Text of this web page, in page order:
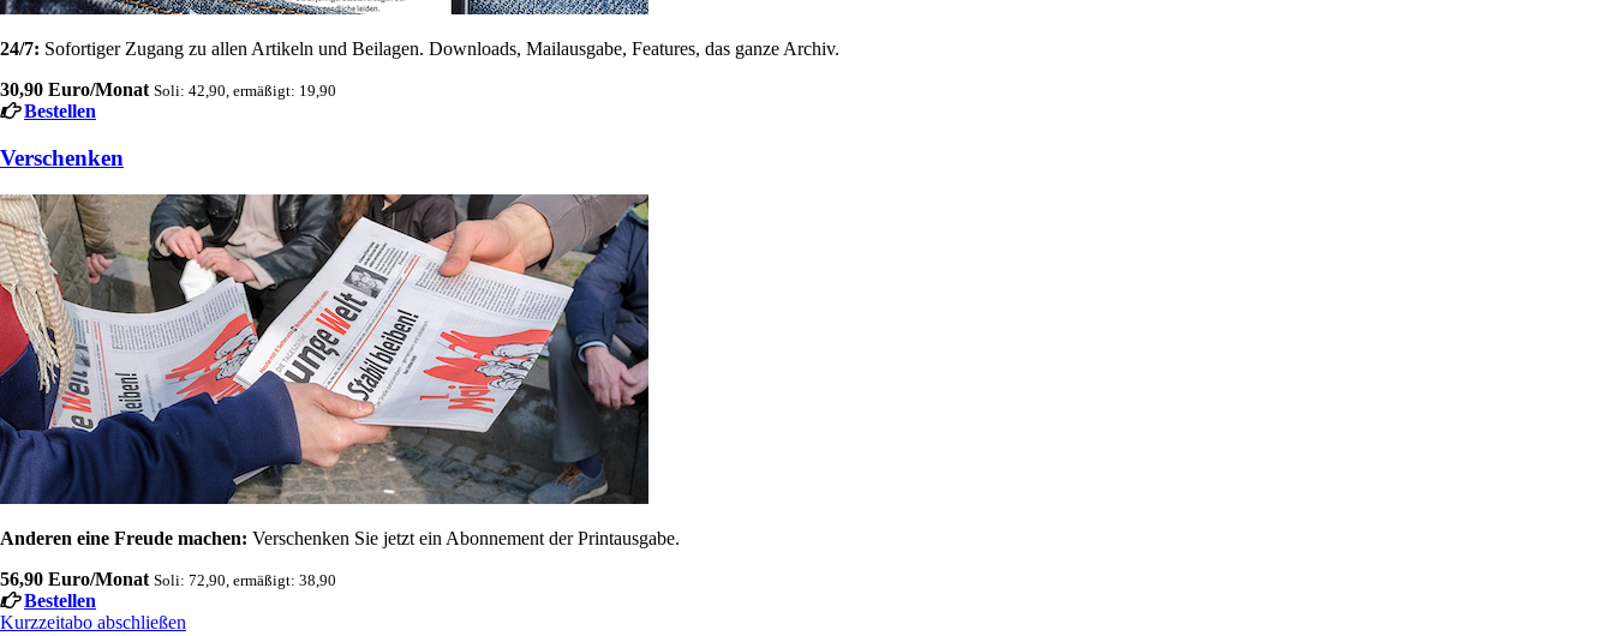
24/7: Sofortiger Zugang zu allen Artikeln und Beilagen. Downloads, Mailausgabe, Features, das ganze Archiv.
30,90 Euro/Monat Soli: 42,90, ermäßigt: 19,90
Bestellen
Verschenken
Anderen eine Freude machen: Verschenken Sie jetzt ein Abonnement der Printausgabe.
56,90 Euro/Monat Soli: 72,90, ermäßigt: 38,90
Bestellen
Kurzzeitabo abschließen